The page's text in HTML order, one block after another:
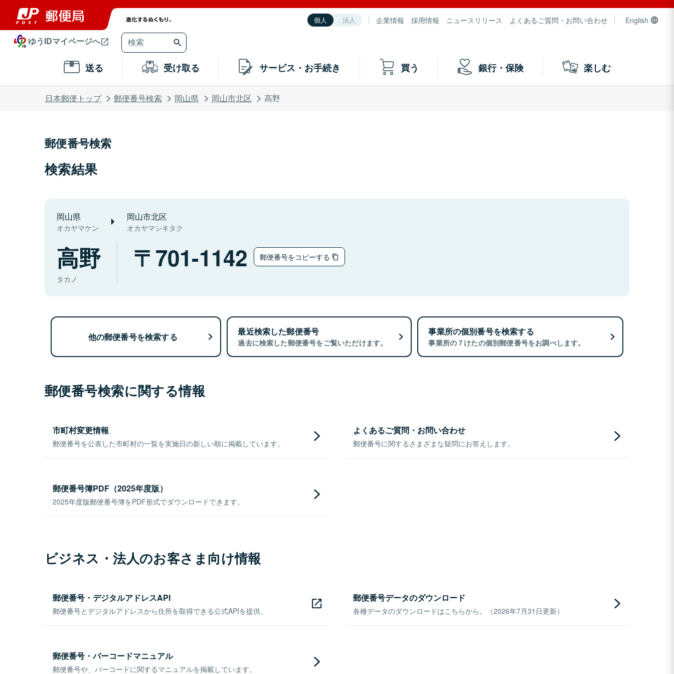
個人 法人 企業情報 採用情報 ニュースリリース よくあるご質問・お問い合わせ English
ゆうIDマイページへ
送る 受け取る サービス・お手続き 買う 銀行・保険 楽しむ
日本郵便トップ 郵便番号検索 岡山県 岡山市北区 高野
郵便番号検索
検索結果
岡山県
オカヤマケン
岡山市北区
オカヤマシキタク
高野
タカノ
701-1142 郵便番号をコピーする
他の郵便番号を検索する 最近検索した郵便番号
過去に検索した郵便番号をご覧いただけます。
事業所の個別番号を検索する
事業所の７けたの個別郵便番号をお調べします。
郵便番号検索に関する情報
市町村変更情報
郵便番号を公表した市町村の一覧を実施日の新しい順に掲載しています。
よくあるご質問・お問い合わせ
郵便番号に関するさまざまな疑問にお答えします。
郵便番号簿PDF（2025年度版）
2025年度版郵便番号簿をPDF形式でダウンロードできます。
ビジネス・法人のお客さま向け情報
郵便番号・デジタルアドレスAPI
郵便番号とデジタルアドレスから住所を取得できる公式APIを提供。
郵便番号データのダウンロード
各種データのダウンロードはこちらから。（2026年7月31日更新）
郵便番号・バーコードマニュアル
郵便番号や、バーコードに関するマニュアルを掲載しています。